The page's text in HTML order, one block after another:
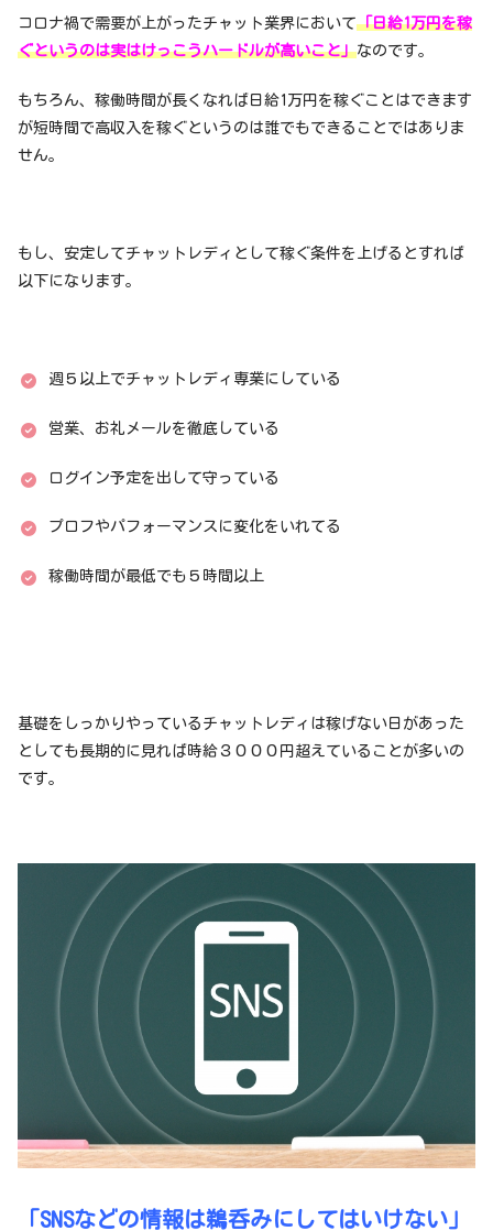
コロナ禍で需要が上がったチャット業界において「日給1万円を稼
ぐというのは実はけっこうハードルが高いこと」なのです。
もちろん、稼働時間が長くなれば日給1万円を稼ぐことはできます
が短時間で高収入を稼ぐというのは誰でもできることではありま
せん。
もし、安定してチャットレディとして稼ぐ条件を上げるとすれば
以下になります。
週５以上でチャットレディ専業にしている
営業、お礼メールを徹底している
ログイン予定を出して守っている
プロフやパフォーマンスに変化をいれてる
稼働時間が最低でも５時間以上
基礎をしっかりやっているチャットレディは稼げない日があった
としても長期的に見れば時給３０００円超えていることが多いの
です。
「SNSなどの情報は鵜呑みにしてはいけない」